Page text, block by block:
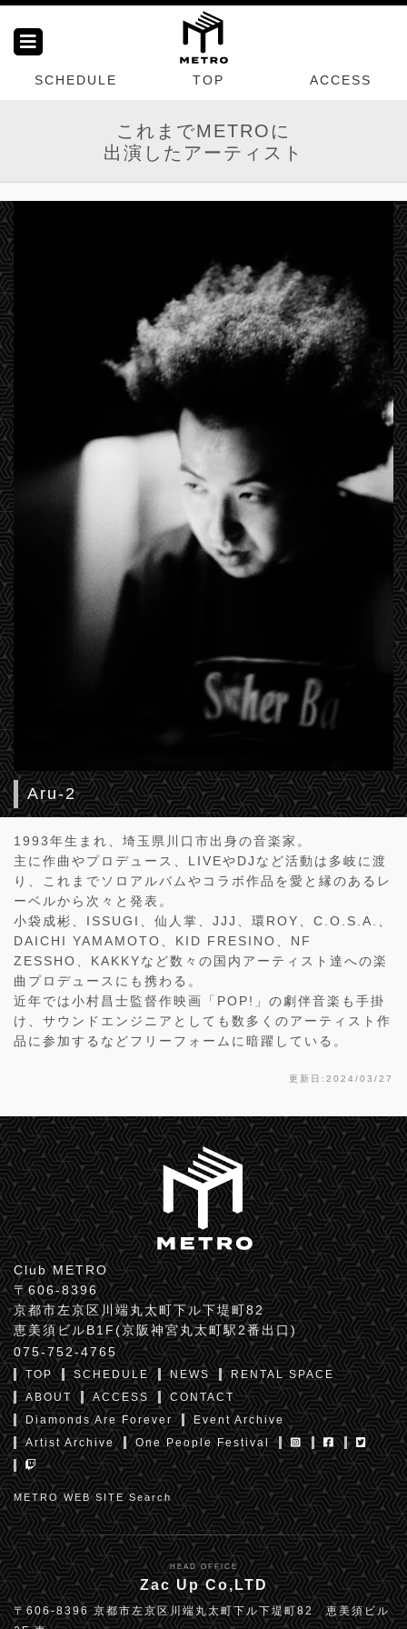
SCHEDULE TOP ACCESS
これまでMETROに
出演したアーティスト
Aru-2
1993年生まれ、埼玉県川口市出身の音楽家。
主に作曲やプロデュース、LIVEやDJなど活動は多岐に渡
り、これまでソロアルバムやコラボ作品を愛と縁のあるレ
ーベルから次々と発表。
小袋成彬、ISSUGI、仙人掌、JJJ、環ROY、C.O.S.A.、
DAICHI YAMAMOTO、KID FRESINO、NF
ZESSHO、KAKKYなど数々の国内アーティスト達への楽
曲プロデュースにも携わる。
近年では小村昌士監督作映画「POP!」の劇伴音楽も手掛
け、サウンドエンジニアとしても数多くのアーティスト作
品に参加するなどフリーフォームに暗躍している。
更新日:2024/03/27
Club METRO
〒606-8396
京都市左京区川端丸太町下ル下堤町82
恵美須ビルB1F(京阪神宮丸太町駅2番出口)
075-752-4765
TOP SCHEDULE NEWS
RENTAL SPACE
ABOUT
ACCESS
CONTACT
Diamonds Are Forever
Event Archive
Artist Archive
One People Festival
METRO WEB SITE Search
HEAD OFFICE
Zac Up Co,LTD
〒606-8396 京都市左京区川端丸太町下ル下堤町82 恵美須ビル